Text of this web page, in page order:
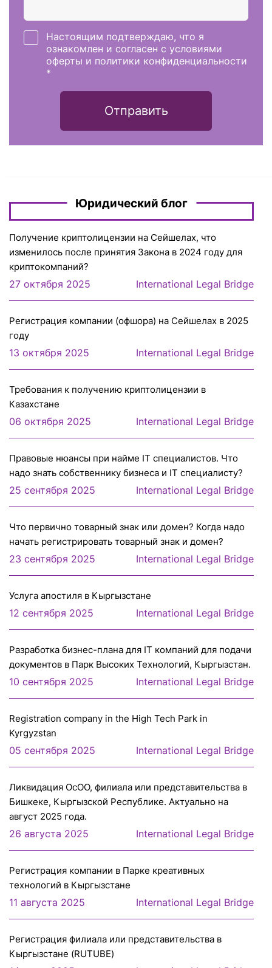
Настоящим подтверждаю, что я
ознакомлен и согласен с условиями
оферты и политики конфиденциальности
*
Отправить
Юридический блог
Получение криптолицензии на Сейшелах, что
изменилось после принятия Закона в 2024 году для
криптокомпаний?
27 октября 2025 International Legal Bridge
Регистрация компании (офшора) на Сейшелах в 2025
году
13 октября 2025 International Legal Bridge
Требования к получению криптолицензии в
Казахстане
06 октября 2025 International Legal Bridge
Правовые нюансы при найме IT специалистов. Что
надо знать собственнику бизнеса и IT специалисту?
25 сентября 2025 International Legal Bridge
Что первично товарный знак или домен? Когда надо
начать регистрировать товарный знак и домен?
23 сентября 2025 International Legal Bridge
Услуга апостиля в Кыргызстане
12 сентября 2025 International Legal Bridge
Разработка бизнес-плана для IT компаний для подачи
документов в Парк Высоких Технологий, Кыргызстан.
10 сентября 2025 International Legal Bridge
Registration company in the High Tech Park in
Kyrgyzstan
05 сентября 2025 International Legal Bridge
Ликвидация ОсОО, филиала или представительства в
Бишкеке, Кыргызской Республике. Актуально на
август 2025 года.
26 августа 2025 International Legal Bridge
Регистрация компании в Парке креативных
технологий в Кыргызстане
11 августа 2025 International Legal Bridge
Регистрация филиала или представительcтва в
Кыргызстане (RUTUBE)